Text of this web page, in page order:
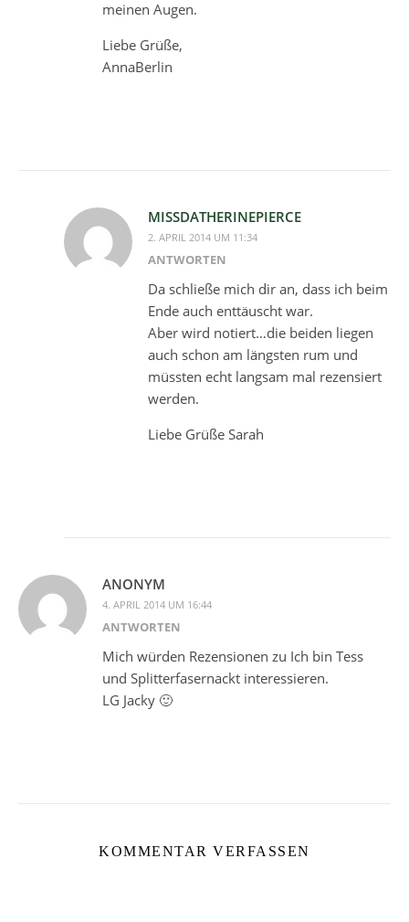
meinen Augen.
Liebe Grüße,
AnnaBerlin
MISSDATHERINEPIERCE
2. APRIL 2014 UM 11:34
ANTWORTEN
Da schließe mich dir an, dass ich beim
Ende auch enttäuscht war.
Aber wird notiert…die beiden liegen
auch schon am längsten rum und
müssten echt langsam mal rezensiert
werden.
Liebe Grüße Sarah
ANONYM
4. APRIL 2014 UM 16:44
ANTWORTEN
Mich würden Rezensionen zu Ich bin Tess
und Splitterfasernackt interessieren.
LG Jacky 🙂
KOMMENTAR VERFASSEN